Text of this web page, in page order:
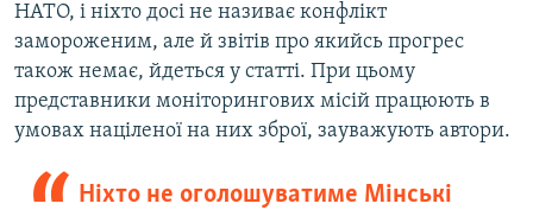
НАТО, і ніхто досі не називає конфлікт
замороженим, але й звітів про якийсь прогрес
також немає, йдеться у статті. При цьому
представники моніторингових місій працюють в
умовах націленої на них зброї, зауважують автори.
Ніхто не оголошуватиме Мінські